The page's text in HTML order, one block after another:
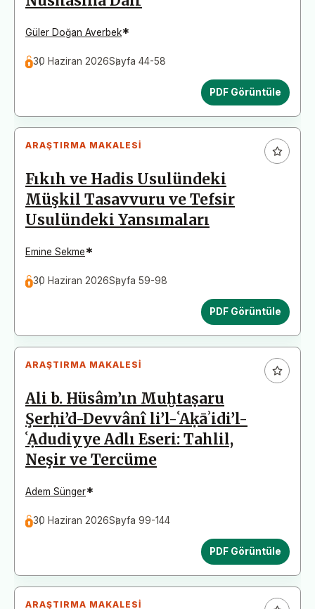
Güler Doğan Averbek*
30 Haziran 2026Sayfa 44-58
PDF Görüntüle
ARAŞTIRMA MAKALESI
Fıkıh ve Hadis Usulündeki
Müşkil Tasavvuru ve Tefsir
Usulündeki Yansımaları
Emine Sekme*
30 Haziran 2026Sayfa 59-98
PDF Görüntüle
ARAŞTIRMA MAKALESI
Ali b. Hüsâm’ın Muḫtaṣaru
Şerḥi’d-Devvânî li’l-ʿAḳāʾidi’l-
ʿẠdudiyye Adlı Eseri: Tahlil,
Neşir ve Tercüme
Adem Sünger*
30 Haziran 2026Sayfa 99-144
PDF Görüntüle
ARAŞTIRMA MAKALESI